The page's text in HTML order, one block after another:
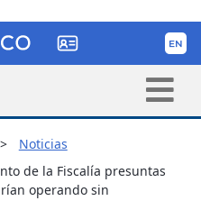
Noticias
de la Fiscalía presuntas
operando sin